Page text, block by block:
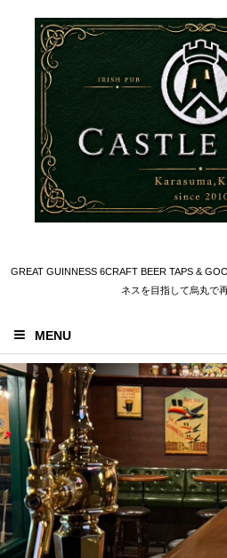
GREAT GUINNESS 6CRAFT BEER TAPS &
ネスを目指して烏丸で
MENU